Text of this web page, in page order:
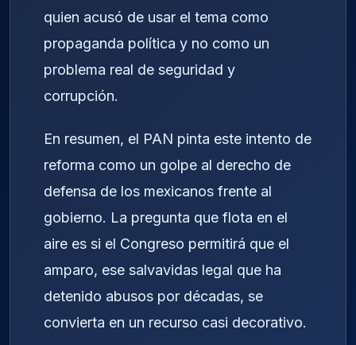
quien acusó de usar el tema como
propaganda política y no como un
problema real de seguridad y
corrupción.
En resumen, el PAN pinta este intento de
reforma como un golpe al derecho de
defensa de los mexicanos frente al
gobierno. La pregunta que flota en el
aire es si el Congreso permitirá que el
amparo, ese salvavidas legal que ha
detenido abusos por décadas, se
convierta en un recurso casi decorativo.